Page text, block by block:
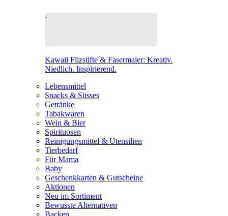
Kawaii Filzstifte & Fasermaler: Kreativ.
Niedlich. Inspirierend.
Lebensmittel
Snacks & Süsses
Getränke
Tabakwaren
Wein & Bier
Spirituosen
Reinigungsmittel & Utensilien
Tierbedarf
Für Mama
Baby
Geschenkkarten & Gutscheine
Aktionen
Neu im Sortiment
Bewusste Alternativen
Backen